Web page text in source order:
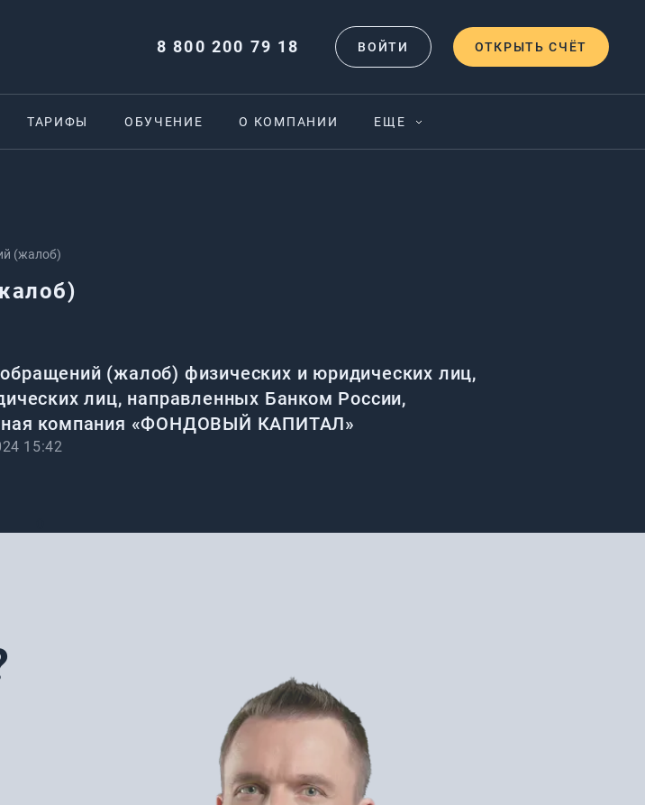
8 800 200 79 18 ВОЙТИ ОТКРЫТЬ СЧЁТ
ТАРИФЫ ОБУЧЕНИЕ О КОМПАНИИ ЕЩЕ
(жалоб)
(жалоб) физических и юридических лиц,
лиц, направленных Банком России,
компания «ФОНДОВЫЙ КАПИТАЛ»
15:42